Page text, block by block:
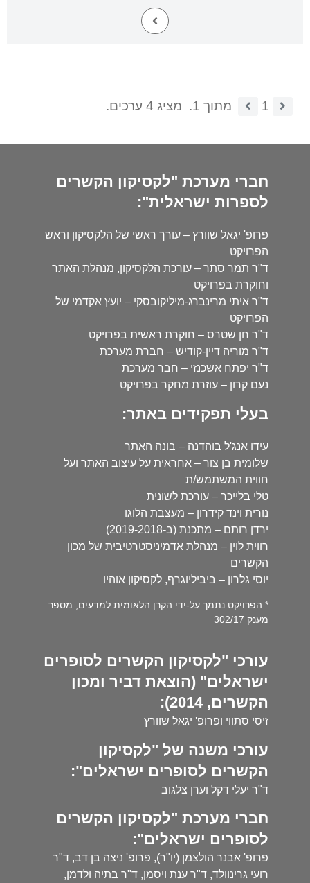
1 מתוך 1. מציג 4 ערכים.
חברי מערכת "לקסיקון הקשרים
לספרות ישראלית":
פרופ' יגאל שוורץ – עורך ראשי של הלקסיקון וראש
הפרויקט
ד"ר תמר סתר – עורכת הלקסיקון, מנהלת האתר
וחוקרת בפרויקט
ד"ר איתי מרינברג-מיליקובסקי – יועץ אקדמי של
הפרויקט
ד"ר חן שטרס – חוקרת ראשית בפרויקט
ד"ר מוריה דיין-קודיש – חברת מערכת
ד"ר יפתח אשכנזי – חבר מערכת
נעם קרון – עוזרת מחקר בפרויקט
בעלי תפקידים באתר:
עידו אנג'ל בוהדנה – בונה האתר
שלומית בן צור – אחראית על עיצוב האתר ועל
חווית המשתמש/ת
טלי בלייכר – עורכת לשונית
נורית וינד קידרון – מעצבת הלוגו
ירדן רותם – מתכנת (ב-2019-2018)
רווית לוין – מנהלת אדמיניסטרטיבית של מכון
הקשרים
יוסי גלרון – ביביליוגרף, לקסיקון אוהיו
* הפרויקט נתמך על-ידי הקרן הלאומית למדעים, מספר
מענק 302/17
עורכי "לקסיקון הקשרים לסופרים
ישראלים" (הוצאת דביר ומכון
הקשרים, 2014):
זיסי סתווי ופרופ' יגאל שוורץ
עורכי משנה של "לקסיקון
הקשרים לסופרים ישראלים":
ד"ר יעלי דקל וערן צלגוב
חברי מערכת "לקסיקון הקשרים
לסופרים ישראלים":
פרופ' אבנר הולצמן (יו"ר), פרופ' ניצה בן דב, ד"ר
רועי גרינוולד, ד"ר ענת ויסמן, ד"ר בתיה ולדמן,